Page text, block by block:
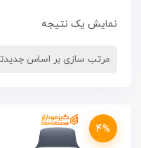
نمایش یک نتیجه
4%